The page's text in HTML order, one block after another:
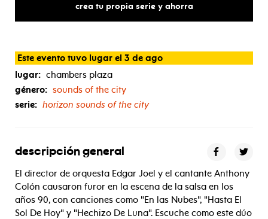
crea tu propia serie y ahorra
Este evento tuvo lugar el 3 de ago
lugar: chambers plaza
género: sounds of the city
serie: horizon sounds of the city
descripción general
El director de orquesta Edgar Joel y el cantante Anthony
Colón causaron furor en la escena de la salsa en los
años 90, con canciones como "En las Nubes", "Hasta El
Sol De Hoy" y "Hechizo De Luna". Escuche como este dúo